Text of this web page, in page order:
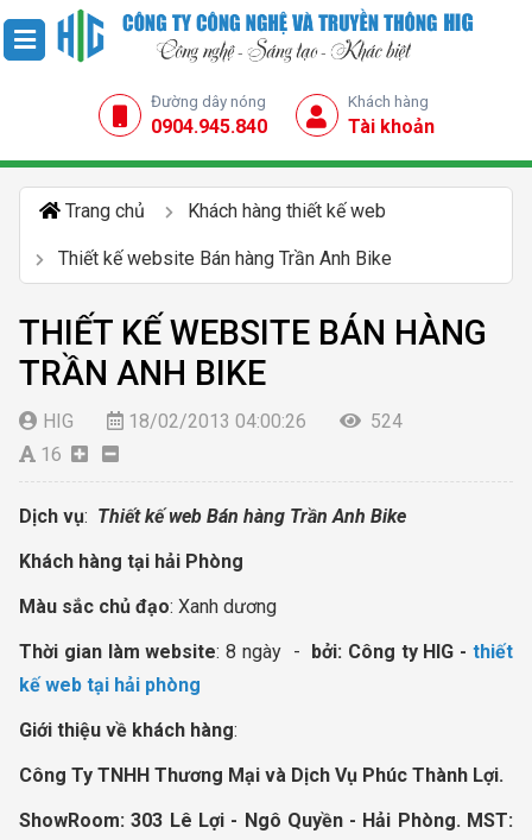
Đường dây nóng
0904.945.840
Khách hàng
Tài khoản
Trang chủ Khách hàng thiết kế web
Thiết kế website Bán hàng Trần Anh Bike
THIẾT KẾ WEBSITE BÁN HÀNG
TRẦN ANH BIKE
HIG 18/02/2013 04:00:26
524
16
Dịch vụ: Thiết kế web Bán hàng Trần Anh Bike
Khách hàng tại hải Phòng
Màu sắc chủ đạo: Xanh dương
Thời gian làm website: 8 ngày - bởi: Công ty HIG -thiết
kế web tại hải phòng
Giới thiệu về khách hàng:
Công Ty TNHH Thương Mại và Dịch Vụ Phúc Thành Lợi.
ShowRoom: 303 Lê Lợi - Ngô Quyền - Hải Phòng. MST: